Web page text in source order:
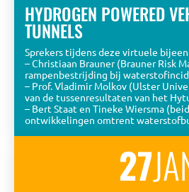
HYDROGEN POWERED
TUNNELS
Sprekers tijdens deze virtuele
– Christiaan Brauner (Brauner Risk
rampenbestrijding bij
– Prof. Vladimir Molkov (Ulster
van de tussenresultaten van het
– Bert Staat en Tineke Wiersma
ontwikkelingen omtrent
27